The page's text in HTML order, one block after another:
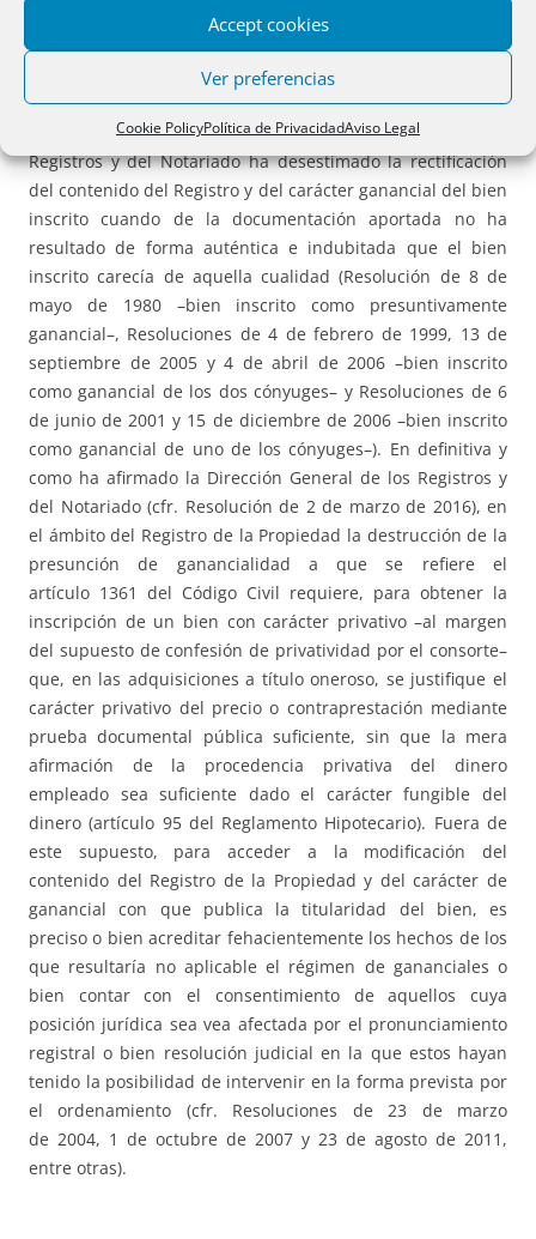
Accept cookies
Ver preferencias
Cookie PolicyPolítica de PrivacidadAviso Legal
ganancial (cfr. Resolución de 6 de noviembre de 1980), e
incluso de bienes inscritos como gananciales a nombre del
marido y de una esposa distinta a la que resulta del
contenido del Registro Civil (cfr. Resolución de 5 de mayo
de 1978). Por el contrario, la Dirección General de los
Registros y del Notariado ha desestimado la rectificación
del contenido del Registro y del carácter ganancial del bien
inscrito cuando de la documentación aportada no ha
resultado de forma auténtica e indubitada que el bien
inscrito carecía de aquella cualidad (Resolución de 8 de
mayo de 1980 –bien inscrito como presuntivamente
ganancial–, Resoluciones de 4 de febrero de 1999, 13 de
septiembre de 2005 y 4 de abril de 2006 –bien inscrito
como ganancial de los dos cónyuges– y Resoluciones de 6
de junio de 2001 y 15 de diciembre de 2006 –bien inscrito
como ganancial de uno de los cónyuges–). En definitiva y
como ha afirmado la Dirección General de los Registros y
del Notariado (cfr. Resolución de 2 de marzo de 2016), en
el ámbito del Registro de la Propiedad la destrucción de la
presunción de ganancialidad a que se refiere el
artículo 1361 del Código Civil requiere, para obtener la
inscripción de un bien con carácter privativo –al margen
del supuesto de confesión de privatividad por el consorte–
que, en las adquisiciones a título oneroso, se justifique el
carácter privativo del precio o contraprestación mediante
prueba documental pública suficiente, sin que la mera
afirmación de la procedencia privativa del dinero
empleado sea suficiente dado el carácter fungible del
dinero (artículo 95 del Reglamento Hipotecario). Fuera de
este supuesto, para acceder a la modificación del
contenido del Registro de la Propiedad y del carácter de
ganancial con que publica la titularidad del bien, es
preciso o bien acreditar fehacientemente los hechos de los
que resultaría no aplicable el régimen de gananciales o
bien contar con el consentimiento de aquellos cuya
posición jurídica sea vea afectada por el pronunciamiento
registral o bien resolución judicial en la que estos hayan
tenido la posibilidad de intervenir en la forma prevista por
el ordenamiento (cfr. Resoluciones de 23 de marzo
de 2004, 1 de octubre de 2007 y 23 de agosto de 2011,
entre otras).